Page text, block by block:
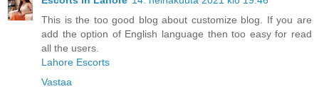
This is the too good blog about customize blog. If you are
add the option of English language then too easy for read
all the users.
Lahore Escorts
Vastaa